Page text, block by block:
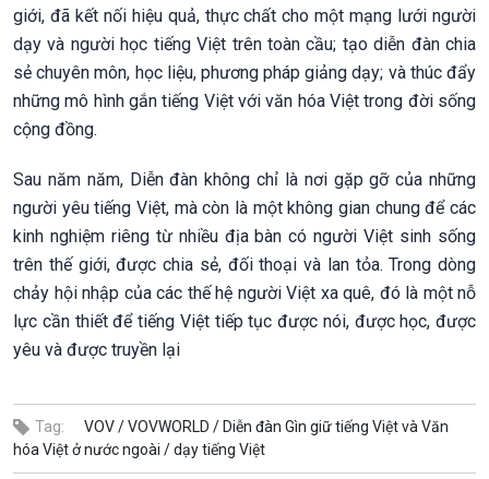
giới, đã kết nối hiệu quả, thực chất cho một mạng lưới người
dạy và người học tiếng Việt trên toàn cầu; tạo diễn đàn chia
sẻ chuyên môn, học liệu, phương pháp giảng dạy; và thúc đẩy
những mô hình gắn tiếng Việt với văn hóa Việt trong đời sống
cộng đồng.
Sau năm năm, Diễn đàn không chỉ là nơi gặp gỡ của những
người yêu tiếng Việt, mà còn là một không gian chung để các
kinh nghiệm riêng từ nhiều địa bàn có người Việt sinh sống
trên thế giới, được chia sẻ, đối thoại và lan tỏa. Trong dòng
chảy hội nhập của các thế hệ người Việt xa quê, đó là một nỗ
lực cần thiết để tiếng Việt tiếp tục được nói, được học, được
yêu và được truyền lại
Tag: VOV /VOVWORLD / Diễn đàn Gìn giữ tiếng Việt và Văn
hóa Việt ở nước ngoài /dạy tiếng Việt